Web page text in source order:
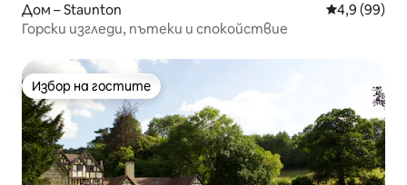
Дом – Staunton Средна
4,9 (99)
Горски изгледи, пътеки и спокойствие
Избор на гостите
Избор на гостите